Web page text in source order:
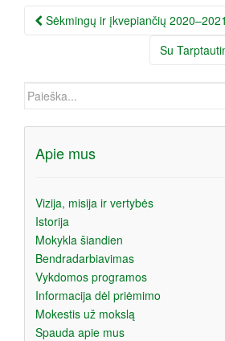
Įrašo
Sėkmingų ir įkvepiančių
Su
Ieškoti:
Apie mus
Vizija, misija ir vertybės
Istorija
Mokykla šiandien
Bendradarbiavimas
Vykdomos programos
Informacija dėl priėmimo
Mokestis už mokslą
Spauda apie mus